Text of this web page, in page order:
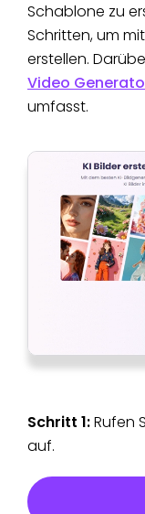
Schablone zu
Schritten, um
erstellen.
Video
umfasst.
Schritt 1:Rufen
auf.